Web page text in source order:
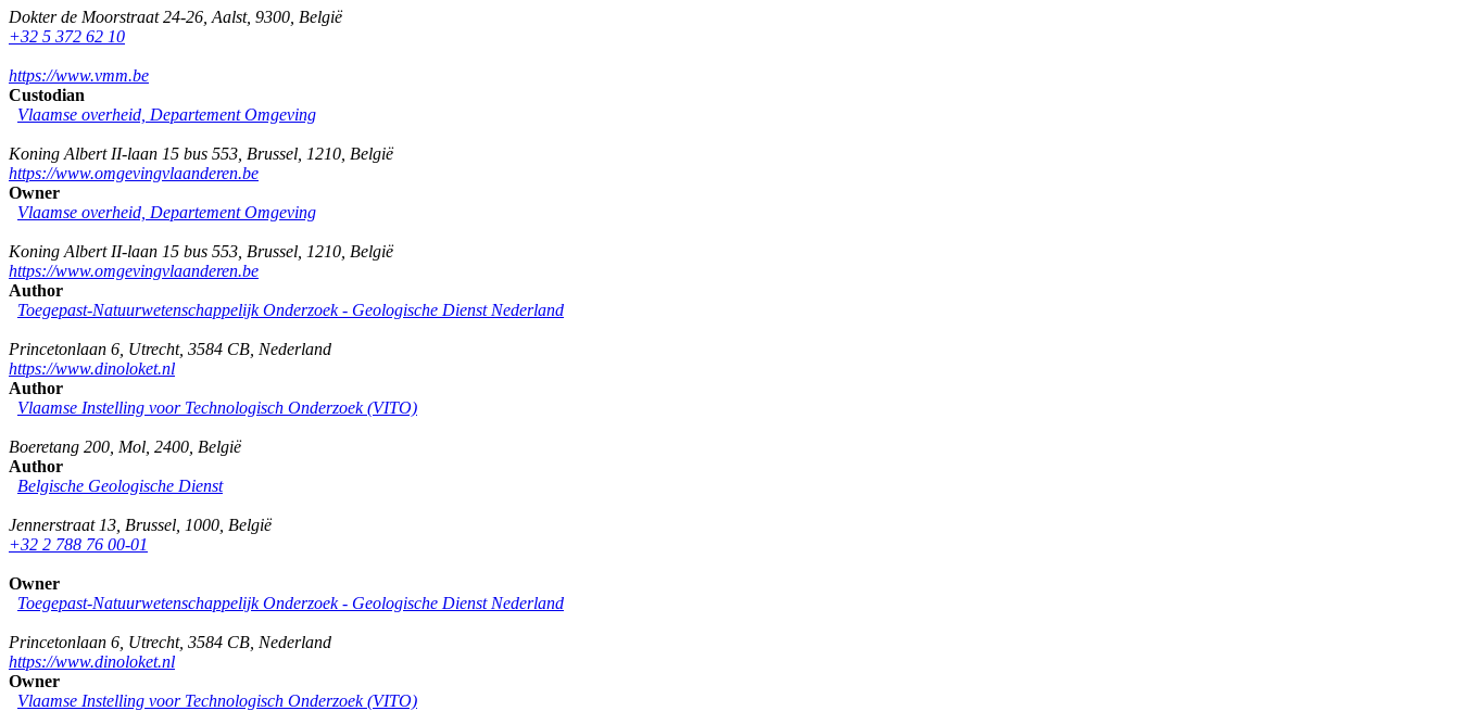
Dokter de Moorstraat 24-26 Aalst, 9300 België
+32 5 372 62 10
https://www.vmm.be
Custodian
Vlaamse overheid, Departement Omgeving
Koning Albert II-laan 15 bus 553 Brussel 1210 België
https://www.omgevingvlaanderen.be
Owner
Vlaamse overheid, Departement Omgeving
Koning Albert II-laan 15 bus 553 Brussel 1210 België
https://www.omgevingvlaanderen.be
Author
Toegepast-Natuurwetenschappelijk Onderzoek - Geologische Dienst Nederland
Princetonlaan 6 Utrecht, 3584 CB Nederland
https://www.dinoloket.nl
Author
Vlaamse Instelling voor Technologisch Onderzoek (VITO)
Boeretang 200 Mol 2400 België
Author
Belgische Geologische Dienst
Jennerstraat 13 Brussel 1000 België
+32 2 788 76 00-01
Owner
Toegepast-Natuurwetenschappelijk Onderzoek - Geologische Dienst Nederland
Princetonlaan 6 Utrecht, 3584 CB Nederland
https://www.dinoloket.nl
Owner
Vlaamse Instelling voor Technologisch Onderzoek (VITO)